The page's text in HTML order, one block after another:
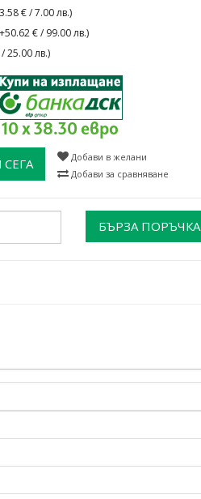
€ / 7.00 лв.)
€ / 99.00 лв.)
25.00 лв.)
10 x 38.30 евро
Добави в желани
Добави за сравняване
БЪРЗА ПОРЪЧКА